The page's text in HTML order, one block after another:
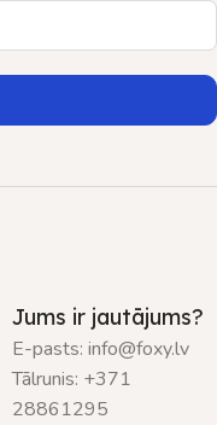
Jums ir jautājums?
E-pasts: info@foxy.lv
Tālrunis: +371
28861295